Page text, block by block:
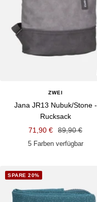
ZWEI
Jana JR13 Nubuk/Stone -
Rucksack
Angebotspreis
71,90 €
Regulärer
Preis
89,90 €
5 Farben verfügbar
SPARE 20%